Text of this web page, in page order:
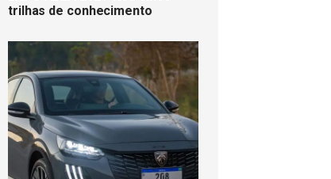
trilhas de conhecimento